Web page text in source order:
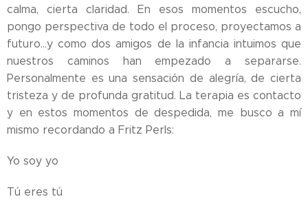
calma, cierta claridad. En esos momentos escucho,
pongo perspectiva de todo el proceso, proyectamos a
futuro...y como dos amigos de la infancia intuimos que
nuestros caminos han empezado a separarse.
Personalmente es una sensación de alegría, de cierta
tristeza y de profunda gratitud. La terapia es contacto
y en estos momentos de despedida, me busco a mí
mismo recordando a Fritz Perls:
Yo soy yo
Tú eres tú